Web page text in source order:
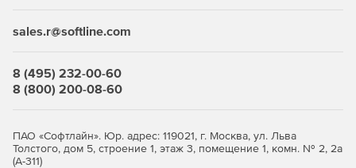
sales.r@softline.com
8 (495) 232-00-60
8 (800) 200-08-60
ПАО «Софтлайн». Юр. адрес: 119021, г. Москва, ул. Льва
Толстого, дом 5, строение 1, этаж 3, помещение 1, комн. № 2, 2а
(А-311)